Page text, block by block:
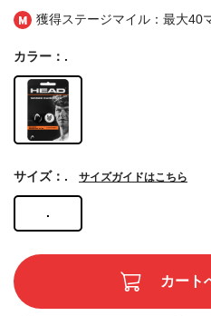
獲得ステージマイル：最大40
カラー：.
.
サイズ：. サイズガイドはこちら